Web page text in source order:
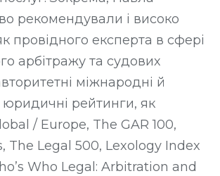
рекомендували і високо
провідного експерта в сфері
арбітражу та судових
міжнародні й
юридичні рейтинги, як
/ Europe, The GAR 100,
The Legal 500, Lexology Index
Who Legal: Arbitration and